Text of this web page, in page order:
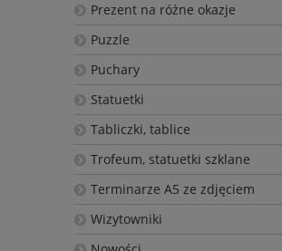
Prezent na różne okazje
Puzzle
Puchary
Statuetki
Tabliczki, tablice
Trofeum, statuetki szklane
Terminarze A5 ze zdjęciem
Wizytowniki